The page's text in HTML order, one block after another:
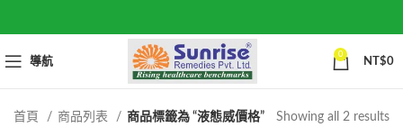
導航
0
NT$0
首頁 商品列表 商品標籤為 “液態威價格” Showing all 2 results